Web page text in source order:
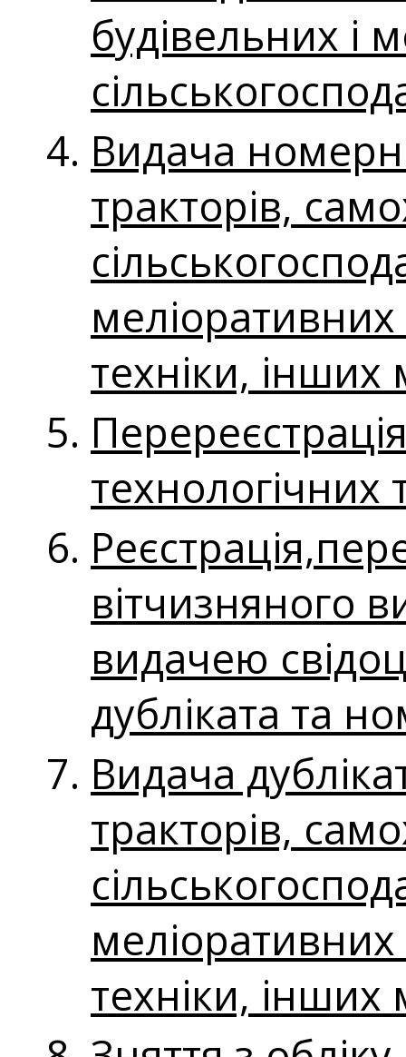
будівельних і
Видача
тракторів,
техніки, інших
технологічних
вітчизняного
видачею
дубліката та
Видача
тракторів,
техніки, інших